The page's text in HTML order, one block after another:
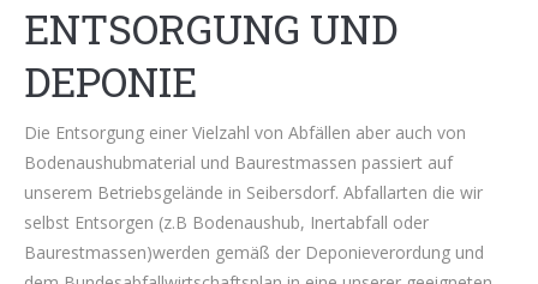
ENTSORGUNG UND
DEPONIE
Die Entsorgung einer Vielzahl von Abfällen aber auch von
Bodenaushubmaterial und Baurestmassen passiert auf
unserem Betriebsgelände in Seibersdorf. Abfallarten die wir
selbst Entsorgen (z.B Bodenaushub, Inertabfall oder
Baurestmassen)werden gemäß der Deponieverordung und